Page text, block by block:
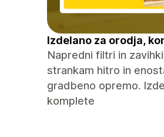
Izdelano za orodja,
Napredni filtri in
strankam hitro in
gradbeno opremo.
komplete